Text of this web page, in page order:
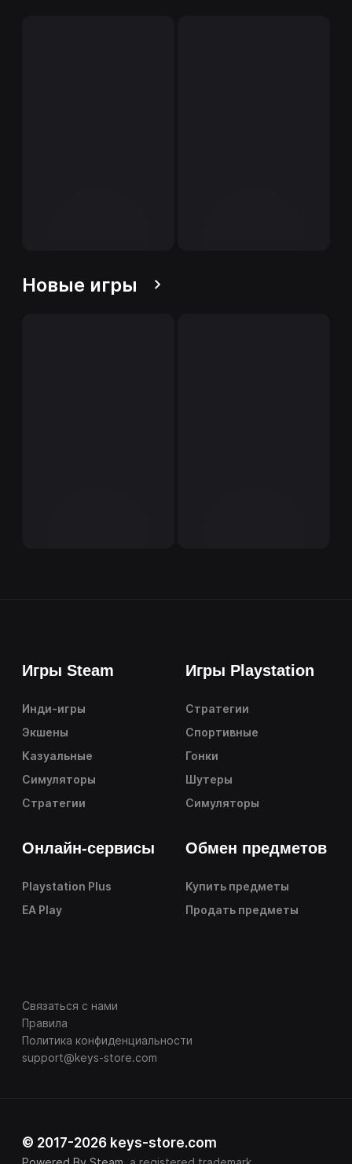
Новые игры
Игры Steam
Инди-игры
Экшены
Казуальные
Симуляторы
Стратегии
Игры Playstation
Стратегии
Спортивные
Гонки
Шутеры
Симуляторы
Онлайн-сервисы
Playstation Plus
EA Play
Обмен предметов
Купить предметы
Продать предметы
Связаться с нами
Правила
Политика конфиденциальности
support@keys-store.com
© 2017-2026 keys-store.com